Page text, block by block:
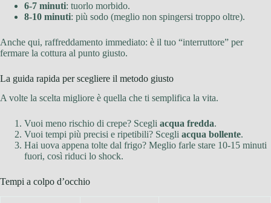
6-7 minuti: tuorlo morbido.
8-10 minuti: più sodo (meglio non spingersi troppo oltre).
Anche qui, raffreddamento immediato: è il tuo “interruttore” per
fermare la cottura al punto giusto.
La guida rapida per scegliere il metodo giusto
A volte la scelta migliore è quella che ti semplifica la vita.
Vuoi meno rischio di crepe? Scegli acqua fredda.
Vuoi tempi più precisi e ripetibili? Scegli acqua bollente.
Hai uova appena tolte dal frigo? Meglio farle stare 10-15 minuti
fuori, così riduci lo shock.
Tempi a colpo d’occhio